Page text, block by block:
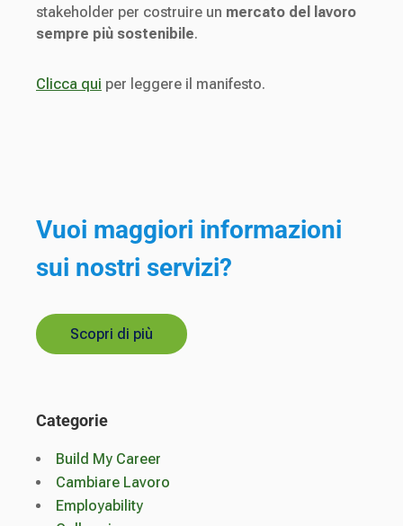
stakeholder per costruire un mercato del lavoro
sempre più sostenibile.
Clicca qui per leggere il manifesto.
Vuoi maggiori informazioni
sui nostri servizi?
Scopri di più
Categorie
Build My Career
Cambiare Lavoro
Employability